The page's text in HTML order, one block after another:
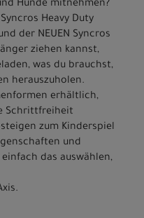
Hunde mitnehmen?
Heavy Duty
der NEUEN Syncros
ziehen kannst,
was du brauchst,
herauszuholen.
erhältlich,
Schrittfreiheit
zum Kinderspiel
und
das auswählen,